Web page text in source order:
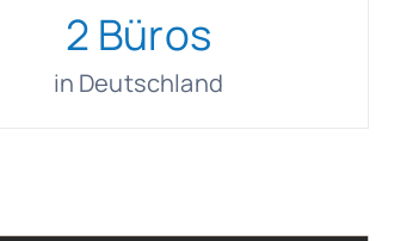
2 Büros
in Deutschland